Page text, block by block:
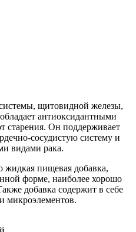
щитовидной железы,
антиоксидантными
старения. Он поддерживает
сосудистую систему и
видами рака.
пищевая добавка,
форме, наиболее хорошо
добавка содержит в себе
микроэлементов.